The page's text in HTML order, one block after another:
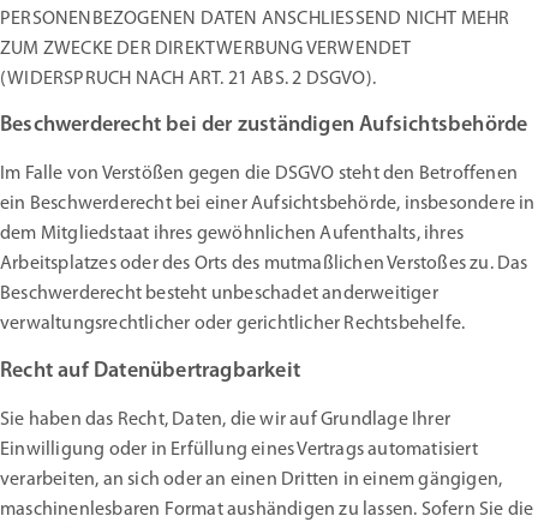
PERSONENBEZOGENEN DATEN ANSCHLIESSEND NICHT MEHR
ZUM ZWECKE DER DIREKTWERBUNG VERWENDET
(WIDERSPRUCH NACH ART. 21 ABS. 2 DSGVO).
Beschwerderecht bei der zuständigen Aufsichtsbehörde
Im Falle von Verstößen gegen die DSGVO steht den Betroffenen
ein Beschwerderecht bei einer Aufsichtsbehörde, insbesondere in
dem Mitgliedstaat ihres gewöhnlichen Aufenthalts, ihres
Arbeitsplatzes oder des Orts des mutmaßlichen Verstoßes zu. Das
Beschwerderecht besteht unbeschadet anderweitiger
verwaltungsrechtlicher oder gerichtlicher Rechtsbehelfe.
Recht auf Datenübertragbarkeit
Sie haben das Recht, Daten, die wir auf Grundlage Ihrer
Einwilligung oder in Erfüllung eines Vertrags automatisiert
verarbeiten, an sich oder an einen Dritten in einem gängigen,
maschinenlesbaren Format aushändigen zu lassen. Sofern Sie die